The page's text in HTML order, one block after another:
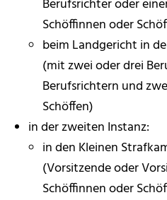
Berufsrichter oder
Schöffinnen oder
beim Landgericht in
(mit zwei oder drei
Berufsrichtern und
Schöffen)
in der zweiten Instanz:
in den Kleinen
(Vorsitzende oder
Schöffinnen oder